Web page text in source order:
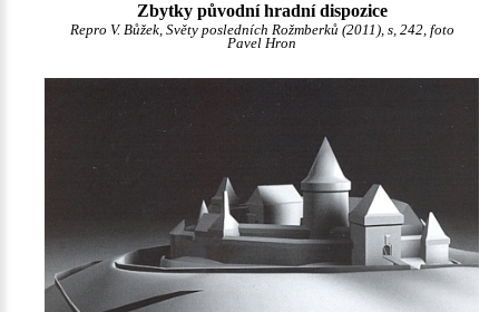
Zbytky původní hradní dispozice
Repro V. Bůžek, Světy posledních Rožmberků (2011), s, 242, foto
Pavel Hron